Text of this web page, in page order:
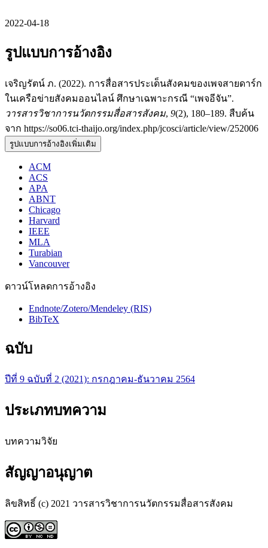
2022-04-18
รูปแบบการอ้างอิง
เจริญรัตน์ ภ. (2022). การสื่อสารประเด็นสังคมของเพจสายดาร์ก
ในเครือข่ายสังคมออนไลน์ ศึกษาเฉพาะกรณี “เพจอีจัน”.
วารสารวิชาการนวัตกรรมสื่อสารสังคม, 9(2), 180–189. สืบค้น
จาก https://so06.tci-thaijo.org/index.php/jcosci/article/view/252006
รูปแบบการอ้างอิงเพิ่มเติม
ACM
ACS
APA
ABNT
Chicago
Harvard
IEEE
MLA
Turabian
Vancouver
ดาวน์โหลดการอ้างอิง
Endnote/Zotero/Mendeley (RIS)
BibTeX
ฉบับ
ปีที่ 9 ฉบับที่ 2 (2021): กรกฎาคม-ธันวาคม 2564
ประเภทบทความ
บทความวิจัย
สัญญาอนุญาต
ลิขสิทธิ์ (c) 2021 วารสารวิชาการนวัตกรรมสื่อสารสังคม